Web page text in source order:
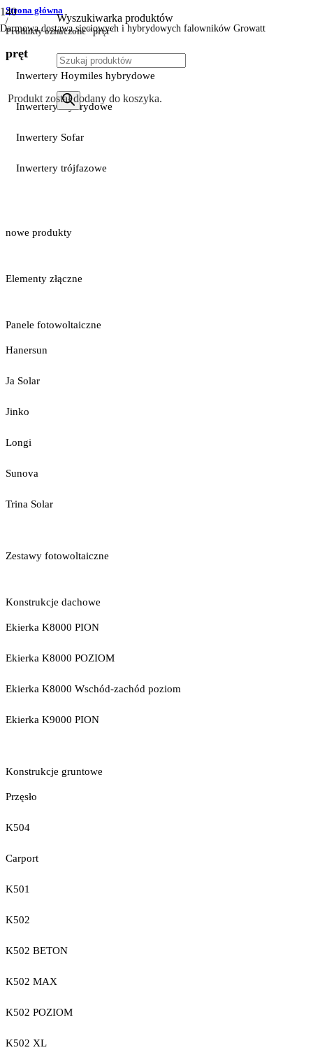
Darmowa dostawa sieciowych i hybrydowych falowników Growatt
Wyszukiwarka produktów
Produkt został dodany do koszyka.
Strona główna
/
Produkty oznaczone “pręt”
pręt
Inwertery Hoymiles hybrydowe
Inwertery Hybrydowe
Inwertery Sofar
Inwertery trójfazowe
nowe produkty
Elementy złączne
Panele fotowoltaiczne
Hanersun
Ja Solar
Jinko
Longi
Sunova
Trina Solar
Zestawy fotowoltaiczne
Konstrukcje dachowe
Ekierka K8000 PION
Ekierka K8000 POZIOM
Ekierka K8000 Wschód-zachód poziom
Ekierka K9000 PION
Konstrukcje gruntowe
Przęsło
K504
Carport
K501
K502
K502 BETON
K502 MAX
K502 POZIOM
K502 XL